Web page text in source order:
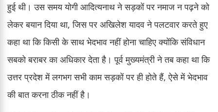
हुई थी। उस समय योगी आदित्यनाथ ने सड़कों पर नमाज न पढ़ने को
लेकर बयान दिया था, जिस पर अखिलेश यादव ने पलटवार करते हुए
कहा था कि किसी के साथ भेदभाव नहीं होना चाहिए क्योंकि संविधान
सबको बराबर का अधिकार देता है। पूर्व मुख्यमंत्री ने तब कहा था कि
उत्तर प्रदेश में लगभग सभी काम सड़कों पर ही होते हैं, ऐसे में भेदभाव
की बात करना ठीक नहीं है।